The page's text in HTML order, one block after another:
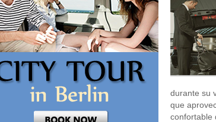
durante su
que
confortable